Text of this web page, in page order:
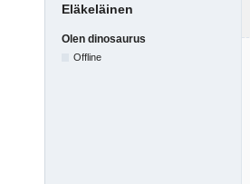
Eläkeläinen
Olen dinosaurus
Offline